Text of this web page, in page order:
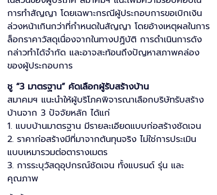
การทำสัญญา โดยเฉพาะกรณีผู้ประกอบการขอเบิกเงิน
ล่วงหน้าเกินกว่าที่กำหนดในสัญญา โดยอ้างเหตุผลในการ
ล็อกราคาวัสดุเนื่องจากในทางปฏิบัติ การดำเนินการดัง
กล่าวทำได้จำกัด และอาจสะท้อนถึงปัญหาสภาพคล่อง
ของผู้ประกอบการ
ชู “3 มาตรฐาน” คัดเลือกผู้รับสร้างบ้าน
สมาคมฯ แนะนำให้ผู้บริโภคพิจารณาเลือกบริษัทรับสร้าง
บ้านจาก 3 ปัจจัยหลัก ได้แก่
1. แบบบ้านมาตรฐาน มีรายละเอียดแบบก่อสร้างชัดเจน
2. ราคาก่อสร้างมีที่มาจากต้นทุนจริง ไม่ใช่การประเมิน
แบบเหมารวมต่อตารางเมตร
3. การระบุวัสดุอุปกรณ์ชัดเจน ทั้งแบรนด์ รุ่น และ
คุณภาพ